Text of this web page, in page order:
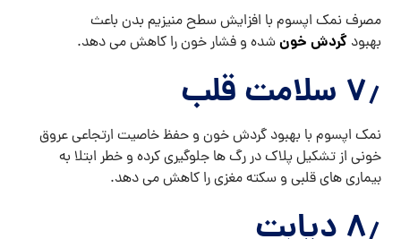
مصرف نمک اپسوم با افزایش سطح منیزیم بدن باعث
بهبودگردش خونشده و فشار خون را کاهش می دهد.
۷٫ سلامت قلب
نمک اپسوم با بهبود گردش خون و حفظ خاصیت ارتجاعی عروق
خونی از تشکیل پلاک در رگ ها جلوگیری کرده و خطر ابتلا به
بیماری های قلبی و سکته مغزی را کاهش می دهد.